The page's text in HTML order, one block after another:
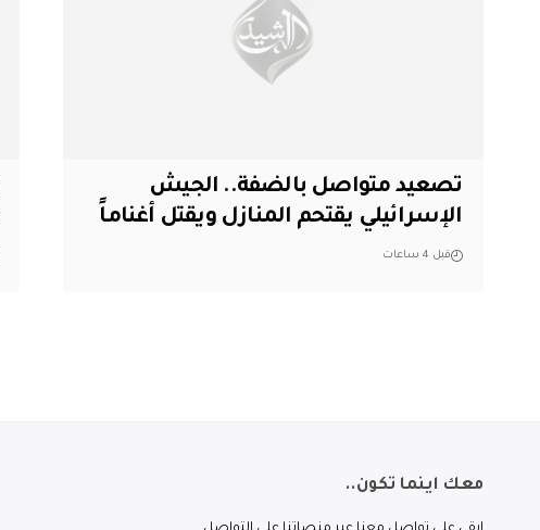
تصعيد متواصل بالضفة.. الجيش
الإسرائيلي يقتحم المنازل ويقتل أغناماً
قبل 4 ساعات
معك اينما تكون..